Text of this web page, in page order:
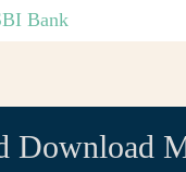
Bank
Download